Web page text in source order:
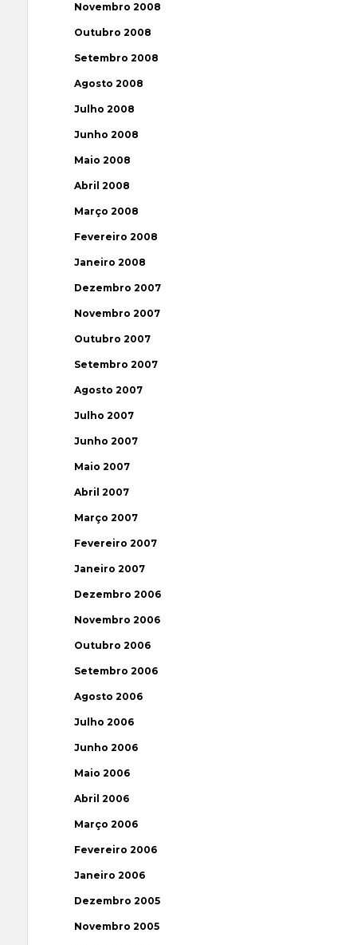
Novembro 2008
Outubro 2008
Setembro 2008
Agosto 2008
Julho 2008
Junho 2008
Maio 2008
Abril 2008
Março 2008
Fevereiro 2008
Janeiro 2008
Dezembro 2007
Novembro 2007
Outubro 2007
Setembro 2007
Agosto 2007
Julho 2007
Junho 2007
Maio 2007
Abril 2007
Março 2007
Fevereiro 2007
Janeiro 2007
Dezembro 2006
Novembro 2006
Outubro 2006
Setembro 2006
Agosto 2006
Julho 2006
Junho 2006
Maio 2006
Abril 2006
Março 2006
Fevereiro 2006
Janeiro 2006
Dezembro 2005
Novembro 2005